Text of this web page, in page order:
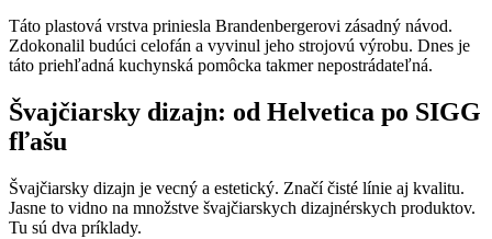
Táto plastová vrstva priniesla Brandenbergerovi zásadný návod.
Zdokonalil budúci celofán a vyvinul jeho strojovú výrobu. Dnes je
táto priehľadná kuchynská pomôcka takmer nepostrádateľná.
Švajčiarsky dizajn: od Helvetica po SIGG
fľašu
Švajčiarsky dizajn je vecný a estetický. Značí čisté línie aj kvalitu.
Jasne to vidno na množstve švajčiarskych dizajnérskych produktov.
Tu sú dva príklady.